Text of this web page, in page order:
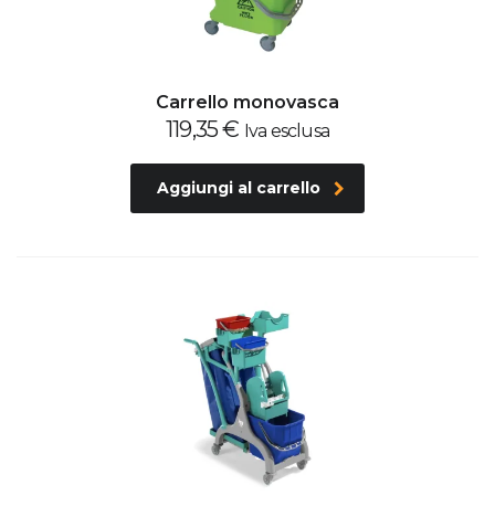
Carrello monovasca
119,35€ Iva esclusa
Aggiungi al carrello